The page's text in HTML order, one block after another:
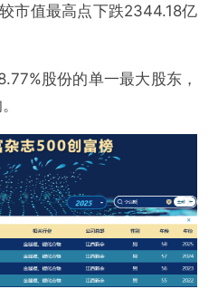
市值最高点下跌2344.18亿
股份的单一最大股东，